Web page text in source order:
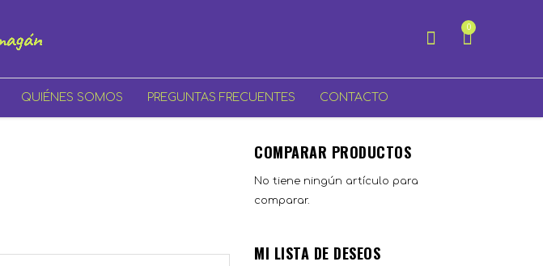
Mi cesta
0
QUIÉNES SOMOS PREGUNTAS FRECUENTES CONTACTO
COMPARAR PRODUCTOS
No tiene ningún artículo para
comparar.
MI LISTA DE DESEOS